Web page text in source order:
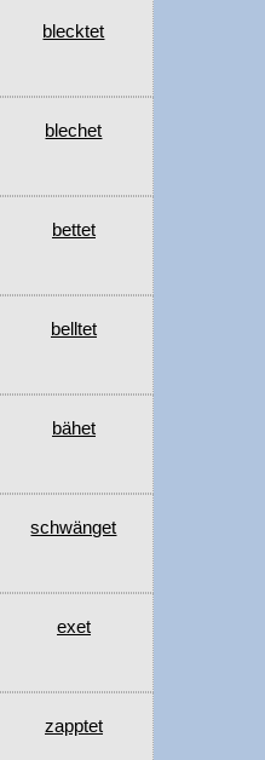
blecktet
blechet
bettet
belltet
bähet
schwänget
exet
zapptet